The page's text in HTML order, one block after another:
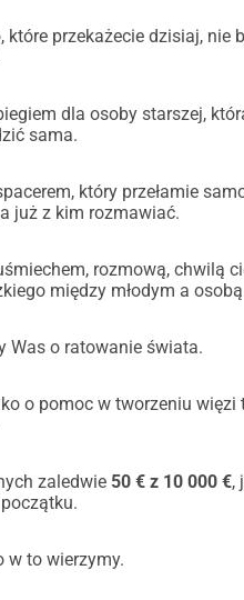
które przekażecie dzisiaj, nie
dla osoby starszej,
sama.
który przełamie
już z kim rozmawiać.
rozmową, chwilą
między młodym a
Was o ratowanie świata.
o pomoc w tworzeniu więzi
zaledwie 50 € z 10 000 €,
w to wierzymy.